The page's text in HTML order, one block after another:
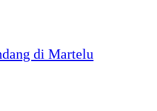
di Martelu